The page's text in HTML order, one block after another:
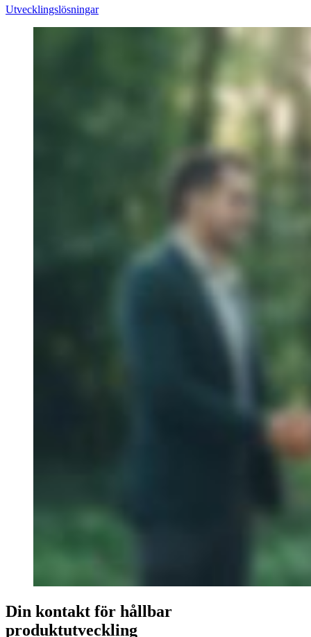
Utvecklingslösningar
Din kontakt för hållbar
produktutveckling